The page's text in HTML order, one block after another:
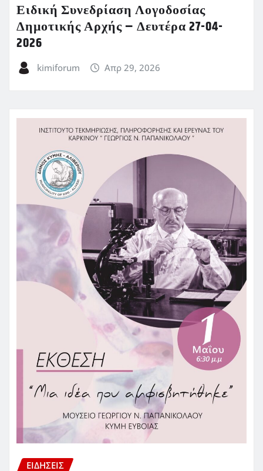
Ειδική Συνεδρίαση Λογοδοσίας
Δημοτικής Αρχής – Δευτέρα 27-04-
2026
kimiforum Απρ 29, 2026
ΕΙΔΗΣΕΙΣ